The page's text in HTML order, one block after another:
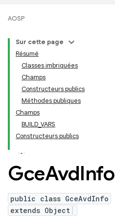
AOSP
Sur cette page
Résumé
Classes imbriquées
Champs
Constructeurs publics
Méthodes publiques
Champs
BUILD_VARS
Constructeurs publics
GceAvdInfo
public class GceAvdInfo
extends Object